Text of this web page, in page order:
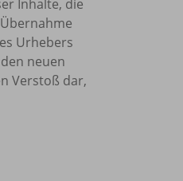
Inhalte, die
Urhebers
neuen
Verstoß dar,